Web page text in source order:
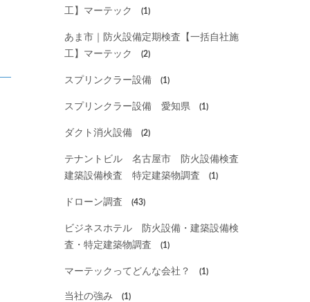
工】マーテック
(1)
あま市｜防火設備定期検査【一括自社施
工】マーテック
(2)
スプリンクラー設備 (1)
スプリンクラー設備 愛知県 (1)
ダクト消火設備 (2)
テナントビル 名古屋市 防火設備検査
建築設備検査 特定建築物調査
(1)
ドローン調査 (43)
ビジネスホテル 防火設備・建築設備検
査・特定建築物調査
(1)
マーテックってどんな会社？ (1)
当社の強み (1)